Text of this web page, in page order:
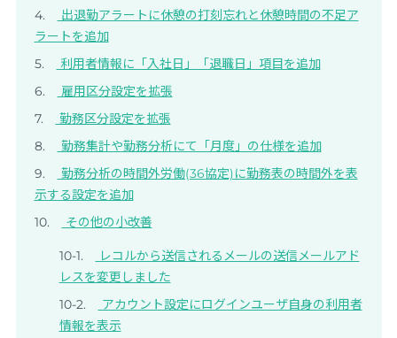
出退勤アラートに休憩の打刻忘れと休憩時間の不足ア
ラートを追加
利用者情報に「入社日」「退職日」項目を追加
雇用区分設定を拡張
勤務区分設定を拡張
勤務集計や勤務分析にて「月度」の仕様を追加
勤務分析の時間外労働(36協定)に勤務表の時間外を表
示する設定を追加
その他の小改善
レコルから送信されるメールの送信メールアド
レスを変更しました
アカウント設定にログインユーザ自身の利用者
情報を表示